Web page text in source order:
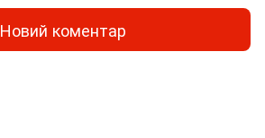
Новий коментар